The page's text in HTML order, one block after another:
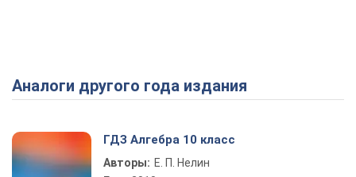
Play Video
Аналоги другого года издания
ГДЗ Алгебра 10 класс
Авторы: Е. П. Нелин